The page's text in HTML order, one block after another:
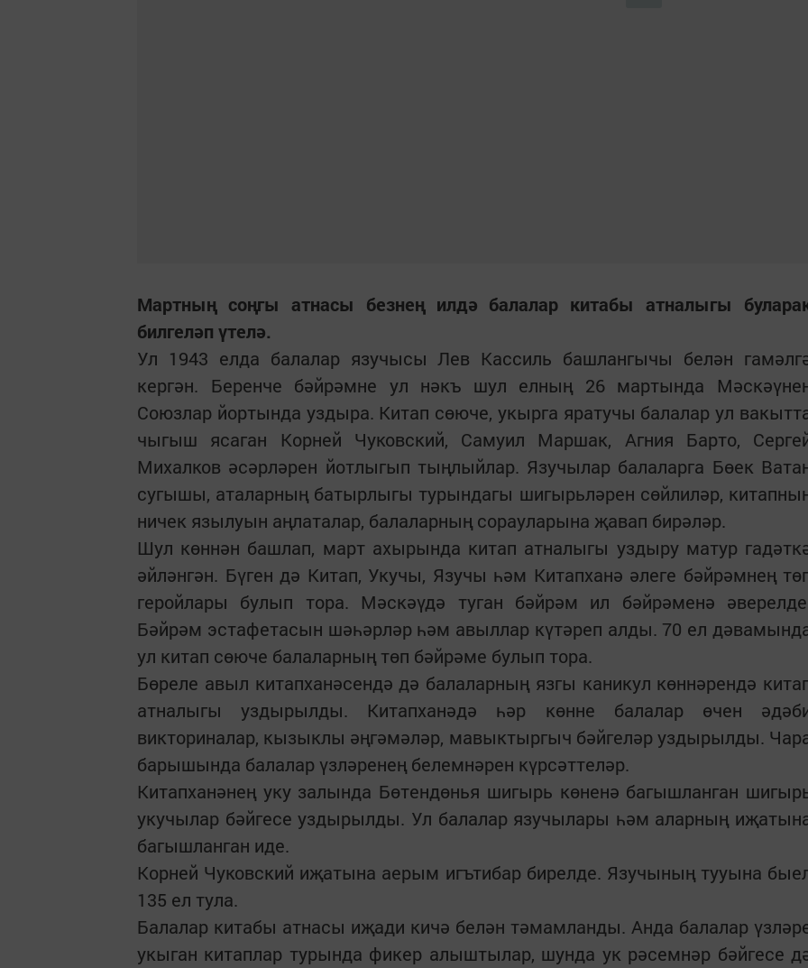
Мартның соңгы атнасы безнең илдә балалар китабы атналыгы
билгеләп үтелә.
Ул 1943 елда балалар язучысы Лев Кассиль башлангычы белән
кергән. Беренче бәйрәмне ул нәкъ шул елның 26 мартында
Союзлар йортында уздыра. Китап сөюче, укырга яратучы балалар ул
чыгыш ясаган Корней Чуковский, Самуил Маршак, Агния Барто,
Михалков әсәрләрен йотлыгып тыңлыйлар. Язучылар балаларга Бөек
сугышы, аталарның батырлыгы турындагы шигырьләрен сөйлиләр,
ничек язылуын аңлаталар, балаларның сорауларына җавап бирәләр.
Шул көннән башлап, март ахырында китап атналыгы уздыру матур
әйләнгән. Бүген дә Китап, Укучы, Язучы һәм Китапханә әлеге бәйрәмнең
геройлары булып тора. Мәскәүдә туган бәйрәм ил бәйрәменә
Бәйрәм эстафетасын шәһәрләр һәм авыллар күтәреп алды. 70 ел
ул китап сөюче балаларның төп бәйрәме булып тора.
Бөреле авыл китапханәсендә дә балаларның язгы каникул көннәрендә
атналыгы уздырылды. Китапханәдә һәр көнне балалар өчен
викториналар, кызыклы әңгәмәләр, мавыктыргыч бәйгеләр уздырылды.
барышында балалар үзләренең белемнәрен күрсәттеләр.
Китапханәнең уку залында Бөтендөнья шигырь көненә багышланган
укучылар бәйгесе уздырылды. Ул балалар язучылары һәм аларның
багышланган иде.
Корней Чуковский иҗатына аерым игътибар бирелде. Язучының тууына
135 ел тула.
Балалар китабы атнасы иҗади кичә белән тәмамланды. Анда балалар
укыган китаплар турында фикер алыштылар, шунда ук рәсемнәр бәйгесе